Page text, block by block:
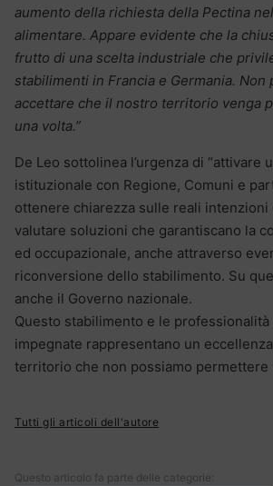
aumento della richiesta della Pectina
alimentare. Appare evidente che la
frutto di una scelta industriale che
stabilimenti in Francia e Germania. Non
accettare che il nostro territorio venga
una volta.”
De Leo sottolinea l’urgenza di “attivare
istituzionale con Regione, Comuni e
ottenere chiarezza sulle reali intenzioni
valutare soluzioni che garantiscano la
ed occupazionale, anche attraverso
riconversione dello stabilimento. Su
anche il Governo nazionale.
Questo stabilimento e le professionalità
impegnate rappresentano un
territorio che non possiamo permettere
Tutti gli articoli dell'autore
Questo articolo fa parte delle categorie: